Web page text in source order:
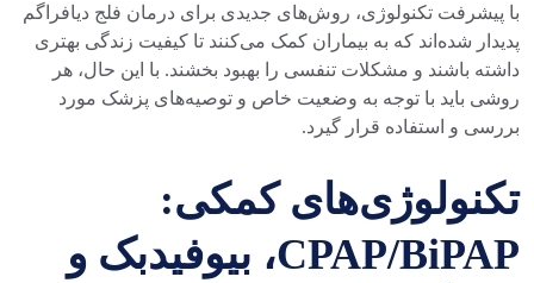
با پیشرفت تکنولوژی، روش‌های جدیدی برای درمان فلج دیافراگم
پدیدار شده‌اند که به بیماران کمک می‌کنند تا کیفیت زندگی بهتری
داشته باشند و مشکلات تنفسی را بهبود بخشند. با این حال، هر
روشی باید با توجه به وضعیت خاص و توصیه‌های پزشک مورد
بررسی و استفاده قرار گیرد.
تکنولوژی‌های کمکی:
CPAP/BiPAP، بیوفیدبک و